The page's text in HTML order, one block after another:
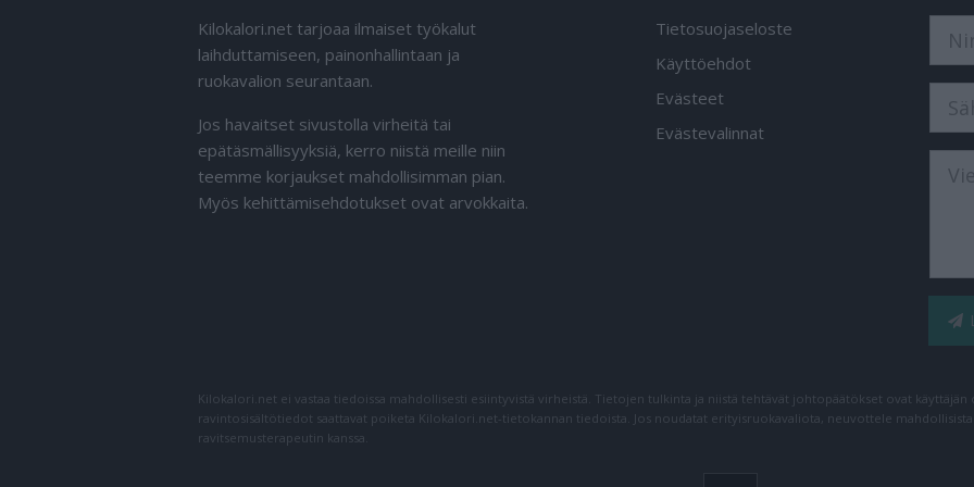
Kilokalori.net tarjoaa ilmaiset työkalut
laihduttamiseen, painonhallintaan ja
ruokavalion seurantaan.
Jos havaitset sivustolla virheitä tai
epätäsmällisyyksiä, kerro niistä meille niin
teemme korjaukset mahdollisimman pian.
Myös kehittämisehdotukset ovat arvokkaita.
Tietosuojaseloste
Käyttöehdot
Evästeet
Evästevalinnat
Kilokalori.net ei vastaa tiedoissa mahdollisesti esiintyvistä virheistä. Tietojen tulkinta ja niistä tehtävät johtopäätökset ovat
ravintosisältötiedot saattavat poiketa Kilokalori.net-tietokannan tiedoista. Jos noudatat erityisruokavaliota, neuvottele
ravitsemusterapeutin kanssa.